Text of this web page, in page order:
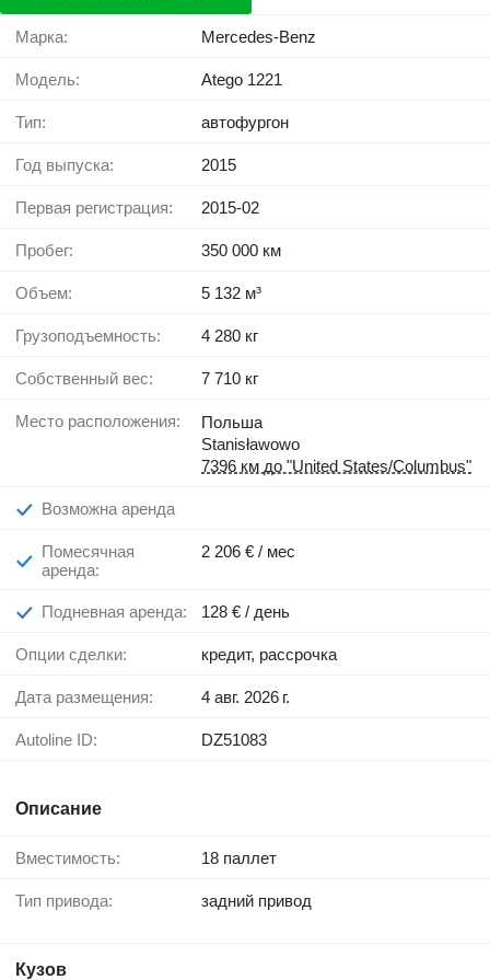
Марка: Mercedes-Benz
Модель: Atego 1221
Тип: автофургон
Год выпуска: 2015
Первая регистрация: 2015-02
Пробег: 350 000 км
Объем: 5 132 м³
Грузоподъемность: 4 280 кг
Собственный вес: 7 710 кг
Место расположения:
Польша
Stanisławowo
7396 км до "United States/Columbus"
Возможна аренда
Помесячная
аренда:
2 206 € / мес
Подневная аренда: 128 € / день
Опции сделки: кредит, рассрочка
Дата размещения: 4 авг. 2026 г.
Autoline ID: DZ51083
Описание
Вместимость: 18 паллет
Тип привода: задний привод
Кузов